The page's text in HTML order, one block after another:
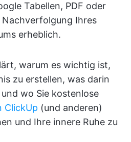
Tabellen, PDF oder
Ihres
erheblich.
warum es wichtig ist,
zu erstellen, was darin
wo Sie kostenlose
ClickUp (und anderen)
und Ihre innere Ruhe zu